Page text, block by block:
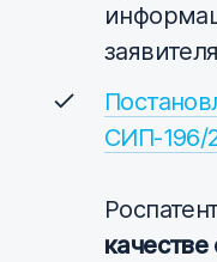
СИП-196/
качестве